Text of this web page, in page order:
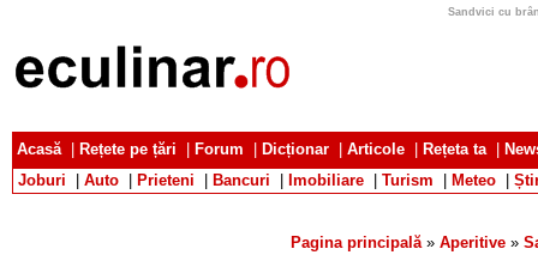
Sandvici cu
Acasă| Rețete pe țări Forum Dicționar Articole Rețeta ta|
Joburi
Auto Prieteni Bancuri Imobiliare Turism Meteo
Pagina principală» Aperitive »